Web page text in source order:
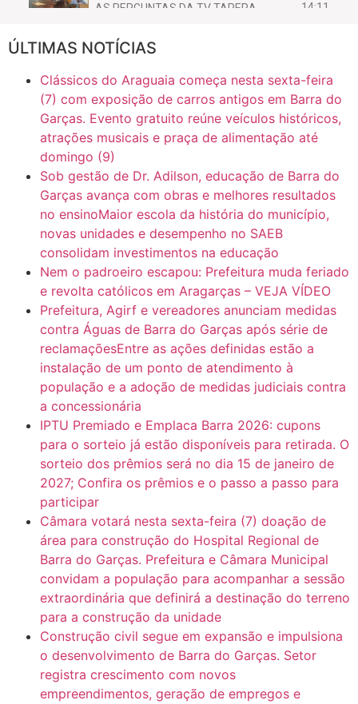
AS PERGUNTAS DA TV TAPERA 14:11
CASO SAIURY - SEM CORTES
Mini Ginásio de Aragarças- Só a bo$ta 6:31
ARAGARÇAS: Uma das obras que não tem prioridade 7:10
ÚLTIMAS NOTÍCIAS
Clássicos do Araguaia começa nesta sexta-feira
(7) com exposição de carros antigos em Barra do
Garças. Evento gratuito reúne veículos históricos,
atrações musicais e praça de alimentação até
domingo (9)
Sob gestão de Dr. Adilson, educação de Barra do
Garças avança com obras e melhores resultados
no ensinoMaior escola da história do município,
novas unidades e desempenho no SAEB
consolidam investimentos na educação
Nem o padroeiro escapou: Prefeitura muda feriado
e revolta católicos em Aragarças – VEJA VÍDEO
Prefeitura, Agirf e vereadores anunciam medidas
contra Águas de Barra do Garças após série de
reclamaçõesEntre as ações definidas estão a
instalação de um ponto de atendimento à
população e a adoção de medidas judiciais contra
a concessionária
IPTU Premiado e Emplaca Barra 2026: cupons
para o sorteio já estão disponíveis para retirada. O
sorteio dos prêmios será no dia 15 de janeiro de
2027; Confira os prêmios e o passo a passo para
participar
Câmara votará nesta sexta-feira (7) doação de
área para construção do Hospital Regional de
Barra do Garças. Prefeitura e Câmara Municipal
convidam a população para acompanhar a sessão
extraordinária que definirá a destinação do terreno
para a construção da unidade
Construção civil segue em expansão e impulsiona
o desenvolvimento de Barra do Garças. Setor
registra crescimento com novos
empreendimentos, geração de empregos e